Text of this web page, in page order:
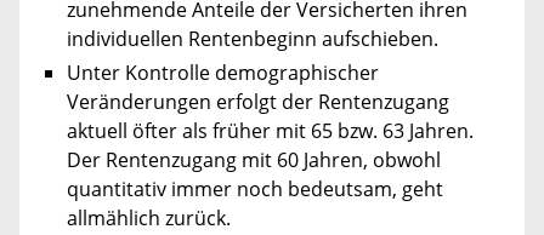
zunehmende Anteile der Versicherten ihren
individuellen Rentenbeginn aufschieben.
Unter Kontrolle demographischer
Veränderungen erfolgt der Rentenzugang
aktuell öfter als früher mit 65 bzw. 63 Jahren.
Der Rentenzugang mit 60 Jahren, obwohl
quantitativ immer noch bedeutsam, geht
allmählich zurück.